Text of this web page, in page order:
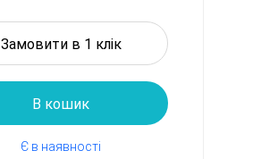
Замовити в 1 клік
В кошик
Є в наявності